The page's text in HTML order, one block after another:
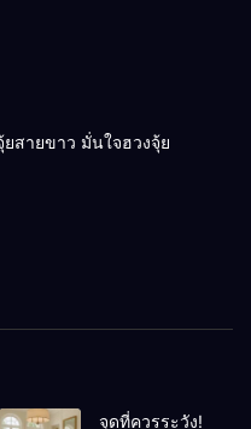
สายขาว มั่นใจฮวงจุ้ย
จุดที่ควรระวัง!